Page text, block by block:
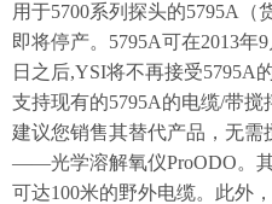
用于5700系列探头的5795A（
即将停产。5795A可在2013年
日之后,YSI将不再接受5795A
支持现有的5795A的电缆/带
建议您销售其替代产品，无
——光学溶解氧仪ProODO。
可达100米的野外电缆。此外